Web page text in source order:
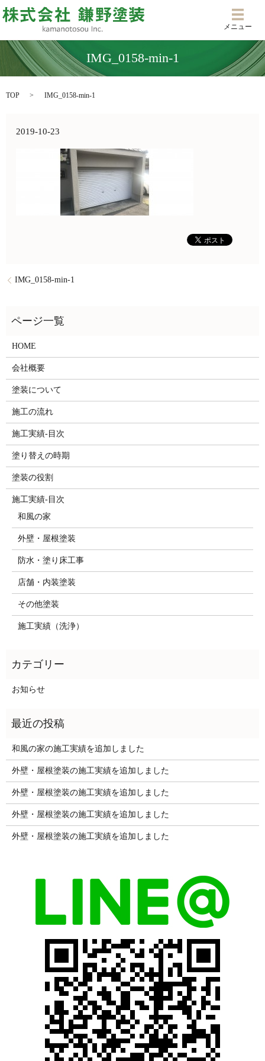
メニ
メニュー
IMG_0158-min-1
TOP IMG_0158-min-1
2019-10-23
IMG_0158-min-1
HOME
会社概要
塗装について
施工の流れ
施工実績-目次
塗り替えの時期
塗装の役割
施工実績-目次
和風の家
外壁・屋根塗装
防水・塗り床工事
店舗・内装塗装
その他塗装
施工実績（洗浄）
お知らせ
和風の家の施工実績を追加しました
外壁・屋根塗装の施工実績を追加しました
外壁・屋根塗装の施工実績を追加しました
外壁・屋根塗装の施工実績を追加しました
外壁・屋根塗装の施工実績を追加しました